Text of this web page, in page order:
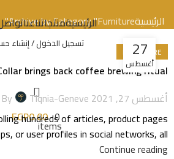
الرئيسيةمنتجاتناعنا
تسجيل الدخول / إنشاء
0
items
EGP0.00
الرئيسيةArchive by Category "Furniture"
27
أغسطس
FURNITURE
brings back coffee brewing ritual
أغسطس 27, 2021
By Tiqnia-Geneve
hundreds of articles, product pages
or user profiles in social networks, all
Continue reading